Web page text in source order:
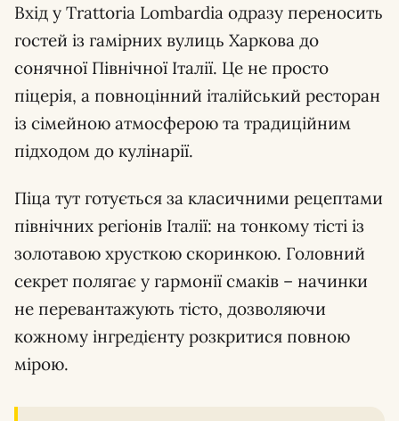
Вхід у Trattoria Lombardia одразу переносить
гостей із гамірних вулиць Харкова до
сонячної Північної Італії. Це не просто
піцерія, а повноцінний італійський ресторан
із сімейною атмосферою та традиційним
підходом до кулінарії.
Піца тут готується за класичними рецептами
північних регіонів Італії: на тонкому тісті із
золотавою хрусткою скоринкою. Головний
секрет полягає у гармонії смаків – начинки
не перевантажують тісто, дозволяючи
кожному інгредієнту розкритися повною
мірою.